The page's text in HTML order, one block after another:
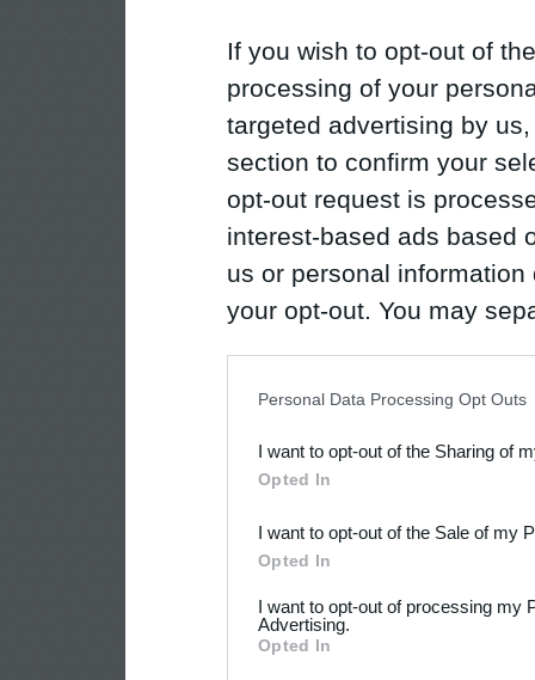
If you wish to opt-out of
processing of your
targeted advertising by
section to confirm your
opt-out request is
interest-based ads based
us or personal
your opt-out. You may
Downstream Participants
third parties.
Personal Data Processing Opt Outs
I want to opt-out of the Sharing of
Opted In
I want to opt-out of the Sale of my
Opted In
I want to opt-out of processing my
Advertising.
Opted In